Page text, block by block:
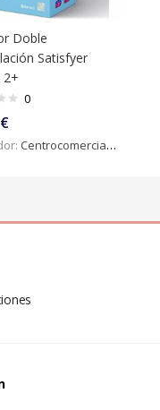
Doble
Satisfyer
2+
0
€
Centrocomercialdigital